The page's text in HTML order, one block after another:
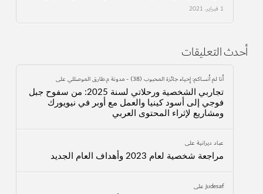
1 فبراير، 2021
أحدث التعليقات
أنا لم أنساكم: إحياء جائزة المحبوب (38) - مدونة م.طارق الموصللي على
تجاربي الشخصية ورحلاتي لسنة 2025: من سفوح جبل
فوجي إلى أسود كينيا والعمل مع أوبر في نيويورك
ومشاريع لإثراء المحتوى العربي
عباد ديرانيةعلى
مراجعة شخصية لعام 2023 وأهداف العام الجديد
judesafعلى